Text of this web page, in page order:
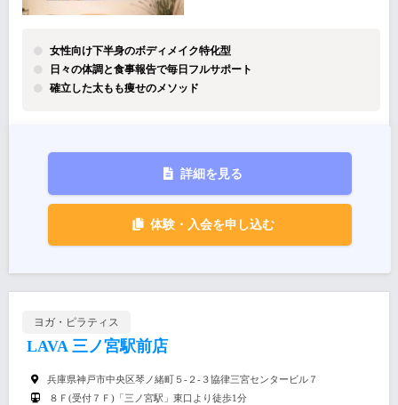
女性向け下半身のボディメイク特化型
日々の体調と食事報告で毎日フルサポート
確立した太もも痩せのメソッド
詳細を見る
体験・入会を申し込む
ヨガ・ピラティス
LAVA 三ノ宮駅前店
兵庫県神戸市中央区琴ノ緒町５-２-３協律三宮センタービル７
８Ｆ(受付７Ｆ)「三ノ宮駅」東口より徒歩1分